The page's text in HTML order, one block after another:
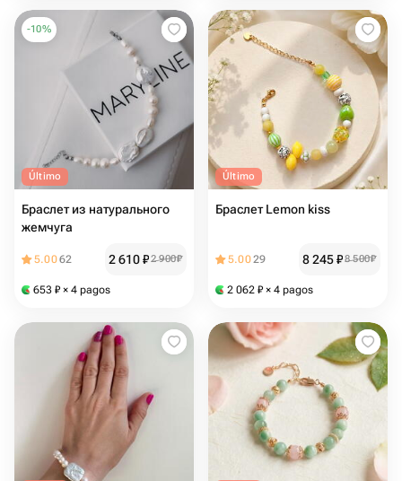
-10%
Último
Браслет из натурального
жемчуга
5.0062 2 610₽2 900₽
653 ₽ × 4 pagos
Último
Браслет Lemon kiss
5.0029 8 245₽8 500₽
2 062 ₽ × 4 pagos